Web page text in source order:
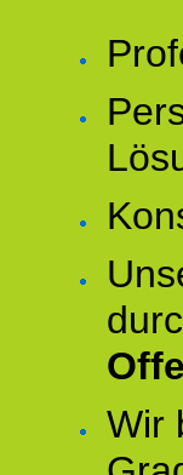
Wir